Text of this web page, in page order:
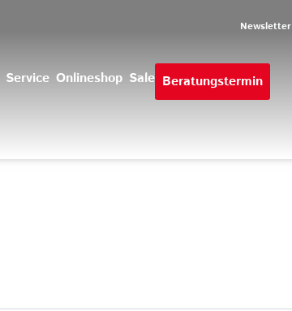
Newsletter
Service Onlineshop Sale Beratungstermin